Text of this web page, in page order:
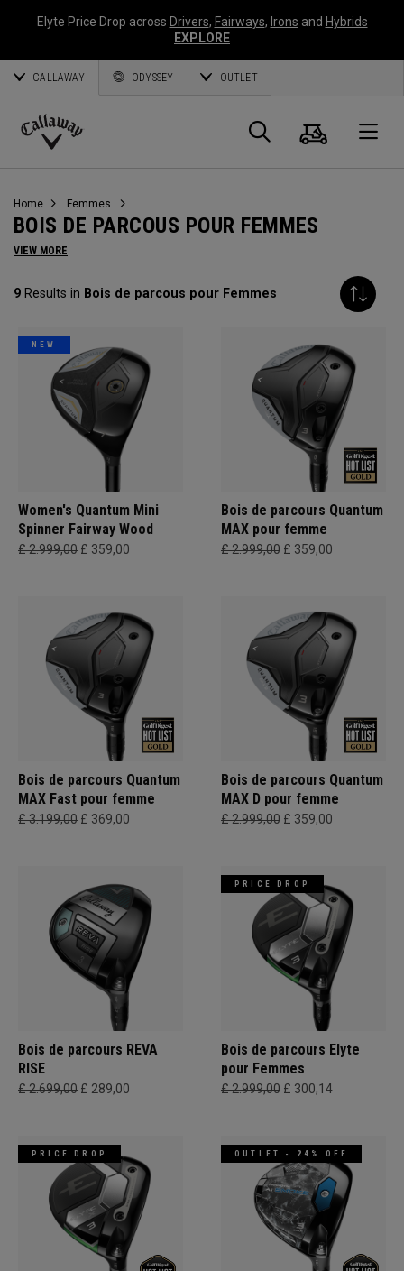
Elyte Price Drop across Drivers, Fairways, Irons and Hybrids
EXPLORE
CALLAWAY ODYSSEY OUTLET
Callaway
Panier
Home Femmes
BOIS DE PARCOUS POUR FEMMES
VIEW MORE
9 Results in Bois de parcous pour Femmes
NEW
Women's Quantum Mini
Spinner Fairway Wood
£ 2.999,00 £ 359,00
Bois de parcours Quantum
MAX pour femme
£ 2.999,00 £ 359,00
Bois de parcours Quantum
MAX Fast pour femme
£ 3.199,00 £ 369,00
Bois de parcours Quantum
MAX D pour femme
£ 2.999,00 £ 359,00
Bois de parcours REVA
RISE
£ 2.699,00 £ 289,00
PRICE DROP
Bois de parcours Elyte
pour Femmes
£ 2.999,00 £ 300,14
PRICE DROP OUTLET - 24% OFF